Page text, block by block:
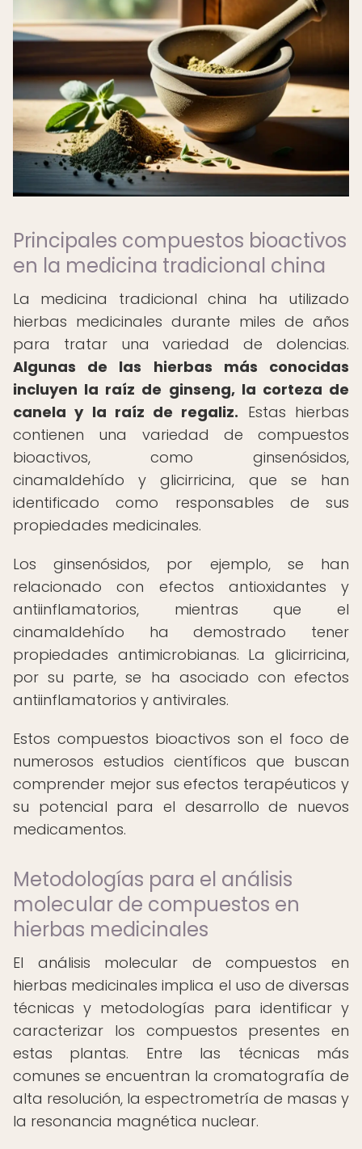
Principales compuestos bioactivos
en la medicina tradicional china
La medicina tradicional china ha utilizado
hierbas medicinales durante miles de años
para tratar una variedad de dolencias.
Algunas de las hierbas más conocidas
incluyen la raíz de ginseng, la corteza de
canela y la raíz de regaliz. Estas hierbas
contienen una variedad de compuestos
bioactivos, como ginsenósidos,
cinamaldehído y glicirricina, que se han
identificado como responsables de sus
propiedades medicinales.
Los ginsenósidos, por ejemplo, se han
relacionado con efectos antioxidantes y
antiinflamatorios, mientras que el
cinamaldehído ha demostrado tener
propiedades antimicrobianas. La glicirricina,
por su parte, se ha asociado con efectos
antiinflamatorios y antivirales.
Estos compuestos bioactivos son el foco de
numerosos estudios científicos que buscan
comprender mejor sus efectos terapéuticos y
su potencial para el desarrollo de nuevos
medicamentos.
Metodologías para el análisis
molecular de compuestos en
hierbas medicinales
El análisis molecular de compuestos en
hierbas medicinales implica el uso de diversas
técnicas y metodologías para identificar y
caracterizar los compuestos presentes en
estas plantas. Entre las técnicas más
comunes se encuentran la cromatografía de
alta resolución, la espectrometría de masas y
la resonancia magnética nuclear.